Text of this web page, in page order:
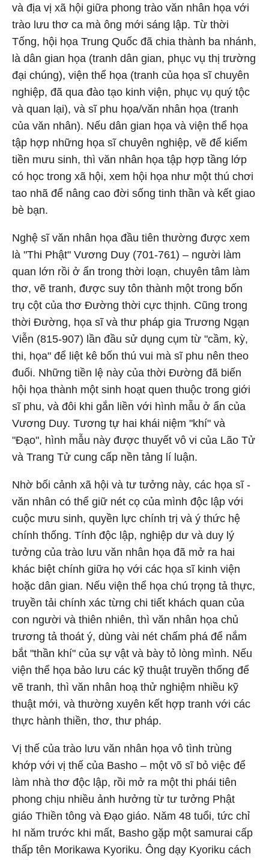
và địa vị xã hội giữa phong trào văn nhân họa với
trào lưu thơ ca mà ông mới sáng lập. Từ thời
Tống, hội họa Trung Quốc đã chia thành ba nhánh,
là dân gian họa (tranh dân gian, phục vụ thị trường
đại chúng), viện thể họa (tranh của họa sĩ chuyên
nghiệp, đã qua đào tạo kinh viện, phục vụ quý tộc
và quan lại), và sĩ phu họa/văn nhân họa (tranh
của văn nhân). Nếu dân gian họa và viện thể họa
tập hợp những họa sĩ chuyên nghiệp, vẽ để kiếm
tiền mưu sinh, thì văn nhân họa tập hợp tầng lớp
có học trong xã hội, xem hội họa như một thú chơi
tao nhã để nâng cao đời sống tinh thần và kết giao
bè bạn.
Nghệ sĩ văn nhân họa đầu tiên thường được xem
là "Thi Phật" Vương Duy (701-761) – người làm
quan lớn rồi ở ẩn trong thời loạn, chuyên tâm làm
thơ, vẽ tranh, được suy tôn thành một trong bốn
trụ cột của thơ Đường thời cực thịnh. Cũng trong
thời Đường, họa sĩ và thư pháp gia Trương Ngạn
Viễn (815-907) lần đầu sử dụng cụm từ "cầm, kỳ,
thi, họa" để liệt kê bốn thú vui mà sĩ phu nên theo
đuổi. Những tiền lệ này của thời Đường đã biến
hội họa thành một sinh hoạt quen thuộc trong giới
sĩ phu, và đôi khi gắn liền với hình mẫu ở ẩn của
Vương Duy. Tương tự hai khái niệm "khí" và
"Đạo", hình mẫu này được thuyết vô vi của Lão Tử
và Trang Tử cung cấp nền tảng lí luận.
Nhờ bối cảnh xã hội và tư tưởng này, các họa sĩ -
văn nhân có thể giữ nét cọ của mình độc lập với
cuộc mưu sinh, quyền lực chính trị và ý thức hệ
chính thống. Tính độc lập, nghiệp dư và duy lý
tưởng của trào lưu văn nhân họa đã mở ra hai
khác biệt chính giữa họ với các họa sĩ kinh viện
hoặc dân gian. Nếu viện thể họa chú trọng tả thực,
truyền tải chính xác từng chi tiết khách quan của
con người và thiên nhiên, thì văn nhân họa chủ
trương tả thoát ý, dùng vài nét chấm phá để nắm
bắt "thần khí" của sự vật và bày tỏ lòng mình. Nếu
viện thể họa bảo lưu các kỹ thuật truyền thống để
vẽ tranh, thì văn nhân hoạ thử nghiệm nhiều kỹ
thuật mới, và thường xuyên kết hợp tranh với các
thực hành thiền, thơ, thư pháp.
Vị thế của trào lưu văn nhân họa vô tình trùng
khớp với vị thế của Basho – một võ sĩ bỏ việc để
làm nhà thơ độc lập, rồi mở ra một thi phái tiên
phong chịu nhiều ảnh hưởng từ tư tưởng Phật
giáo Thiền tông và Đạo giáo. Năm 48 tuổi, tức chỉ
hI năm trước khi mất, Basho gặp một samurai cấp
thấp tên Morikawa Kyoriku. Ông dạy Kyoriku cách